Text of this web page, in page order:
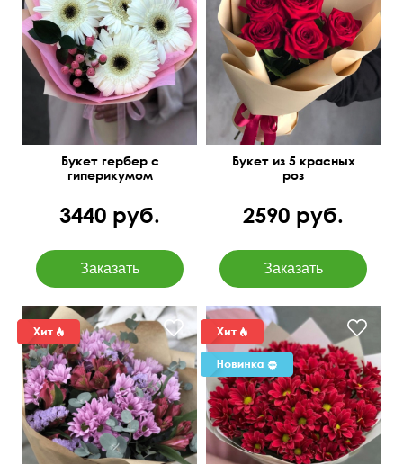
Изящный и очень милый
Букет гербер с
гиперикумом
3440 руб.
50 см 15 см
Букет из 5 красных
роз
2590 руб.